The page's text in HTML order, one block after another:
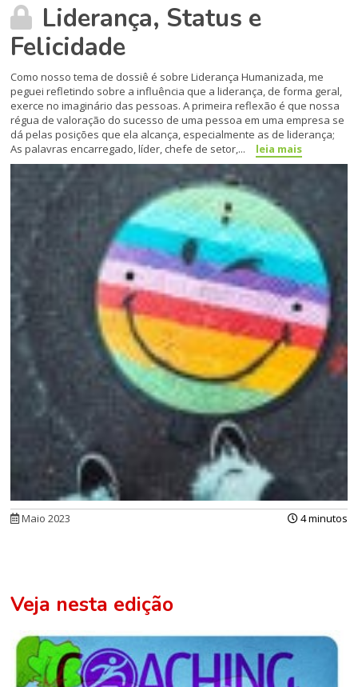
Liderança, Status e
Felicidade
Como nosso tema de dossiê é sobre Liderança Humanizada, me
peguei refletindo sobre a influência que a liderança, de forma geral,
exerce no imaginário das pessoas. A primeira reflexão é que nossa
régua de valoração do sucesso de uma pessoa em uma empresa se
dá pelas posições que ela alcança, especialmente as de liderança;
As palavras encarregado, líder, chefe de setor,...
leia mais
Maio 2023 4 minutos
Veja nesta edição